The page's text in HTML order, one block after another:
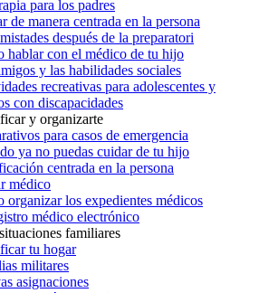
para los padres
de manera centrada en la persona
después de la preparatori
hablar con el médico de tu hijo
y las habilidades sociales
recreativas para adolescentes y
con discapacidades
y organizarte
para casos de emergencia
ya no puedas cuidar de tu hijo
centrada en la persona
médico
organizar los expedientes médicos
médico electrónico
familiares
tu hogar
militares
asignaciones